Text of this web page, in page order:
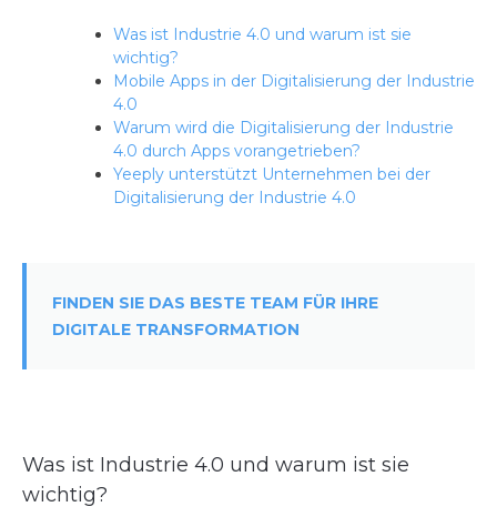
Was ist Industrie 4.0 und warum ist sie
wichtig?
Mobile Apps in der Digitalisierung der Industrie
4.0
Warum wird die Digitalisierung der Industrie
4.0 durch Apps vorangetrieben?
Yeeply unterstützt Unternehmen bei der
Digitalisierung der Industrie 4.0
FINDEN SIE DAS BESTE TEAM FÜR IHRE
DIGITALE TRANSFORMATION
Was ist Industrie 4.0 und warum ist sie
wichtig?